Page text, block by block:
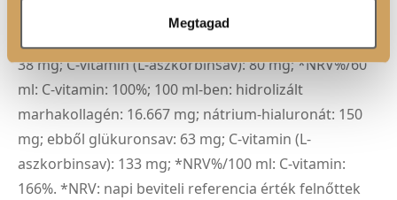
Megtagad
Egy adag (60 ml): hidrolizált marhakollagén: 10.000
38 mg; C-vitamin (L-aszkorbinsav): 80 mg; *NRV%/60
ml: C-vitamin: 100%; 100 ml-ben: hidrolizált
marhakollagén: 16.667 mg; nátrium-hialuronát: 150
mg; ebből glükuronsav: 63 mg; C-vitamin (L-
aszkorbinsav): 133 mg; *NRV%/100 ml: C-vitamin:
166%. *NRV: napi beviteli referencia érték felnőttek